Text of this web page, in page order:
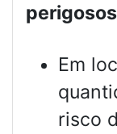
perigosos
Em
risco